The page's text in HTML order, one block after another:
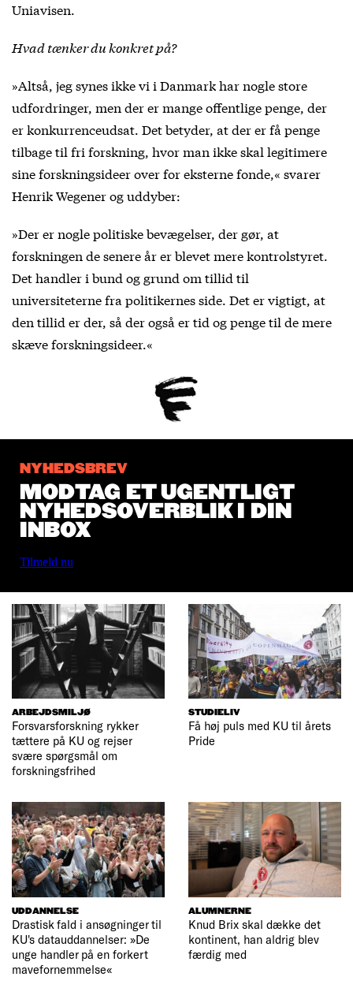
Uniavisen.
Hvad tænker du konkret på?
»Altså, jeg synes ikke vi i Danmark har nogle store
udfordringer, men der er mange offentlige penge, der
er konkurrenceudsat. Det betyder, at der er få penge
tilbage til fri forskning, hvor man ikke skal legitimere
sine forskningsideer over for eksterne fonde,« svarer
Henrik Wegener og uddyber:
»Der er nogle politiske bevægelser, der gør, at
forskningen de senere år er blevet mere kontrolstyret.
Det handler i bund og grund om tillid til
universiteterne fra politikernes side. Det er vigtigt, at
den tillid er der, så der også er tid og penge til de mere
skæve forskningsideer.«
NYHEDSBREV
MODTAG ET UGENTLIGT
NYHEDSOVERBLIK I DIN
INBOX
Tilmeld nu
ARBEJDSMILJØ
Forsvarsforskning rykker
tættere på KU og rejser
svære spørgsmål om
forskningsfrihed
STUDIELIV
Få høj puls med KU til årets
Pride
UDDANNELSE
Drastisk fald i ansøgninger til
KU's datauddannelser: »De
unge handler på en forkert
mavefornemmelse«
ALUMNERNE
Knud Brix skal dække det
kontinent, han aldrig blev
færdig med